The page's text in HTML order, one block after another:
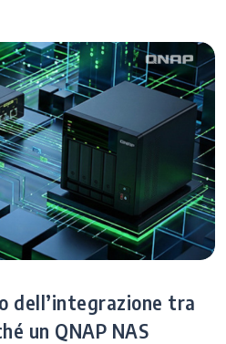
dell’integrazione tra
un QNAP NAS